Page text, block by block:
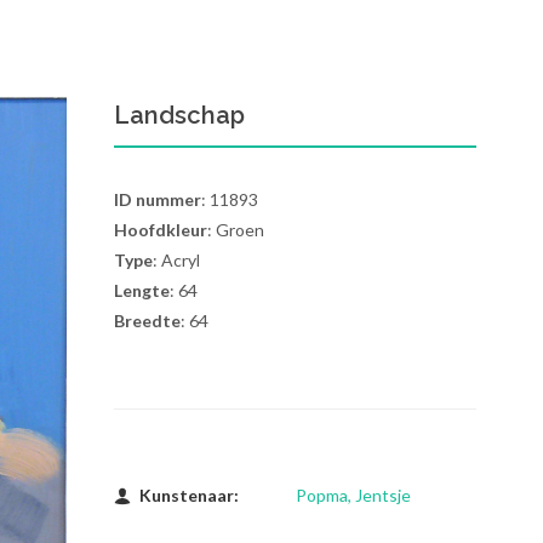
Landschap
ID nummer: 11893
Hoofdkleur: Groen
Type: Acryl
Lengte: 64
Breedte: 64
Kunstenaar: Popma, Jentsje